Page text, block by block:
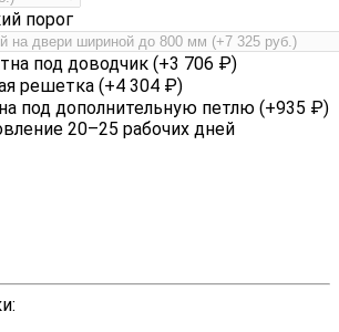
порог
под доводчик (+3 706 ₽)
решетка (+4 304 ₽)
под дополнительную петлю (+935 ₽)
20–25 рабочих дней